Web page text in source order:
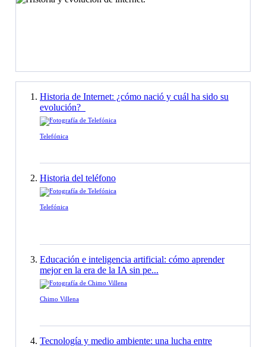
Historia de Internet: ¿cómo nació y cuál ha sido su
evolución?
Telefónica
Historia del teléfono
Telefónica
Educación e inteligencia artificial: cómo aprender
mejor en la era de la IA sin pe...
Chimo Villena
Tecnología y medio ambiente: una lucha entre